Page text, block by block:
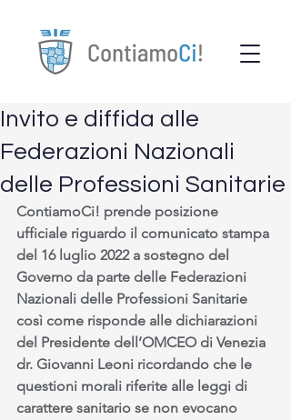
Invito e diffida alle
Federazioni Nazionali
delle Professioni Sanitarie
ContiamoCi! prende posizione
ufficiale riguardo il comunicato stampa
del 16 luglio 2022 a sostegno del
Governo da parte delle Federazioni
Nazionali delle Professioni Sanitarie
così come risponde alle dichiarazioni
del Presidente dell’OMCEO di Venezia
dr. Giovanni Leoni ricordando che le
questioni morali riferite alle leggi di
carattere sanitario se non evocano